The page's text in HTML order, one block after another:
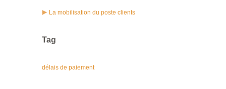
La mobilisation du poste clients
Tag
délais de paiement